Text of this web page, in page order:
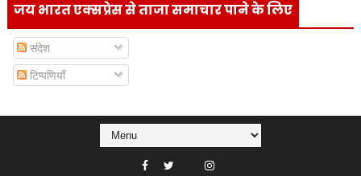
जय भारत एक्सप्रेस से ताजा समाचार पाने के लिए
संदेश
टिप्पणियाँ